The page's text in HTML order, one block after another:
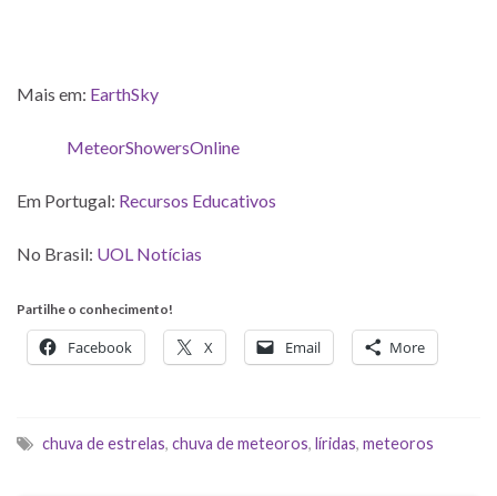
Mais em: EarthSky
MeteorShowersOnline
Em Portugal: Recursos Educativos
No Brasil: UOL Notícias
Partilhe o conhecimento!
Facebook X Email More
chuva de estrelas, chuva de meteoros, líridas, meteoros